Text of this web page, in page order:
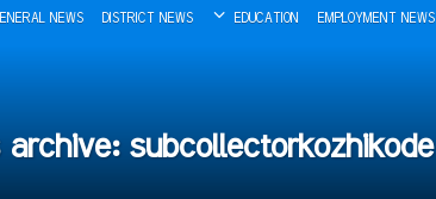
NEWS DISTRICT NEWS EDUCATION EMPLOYMENT NEWS
archive: subcollectorkozhikode